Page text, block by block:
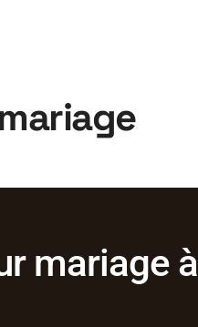
mariage à